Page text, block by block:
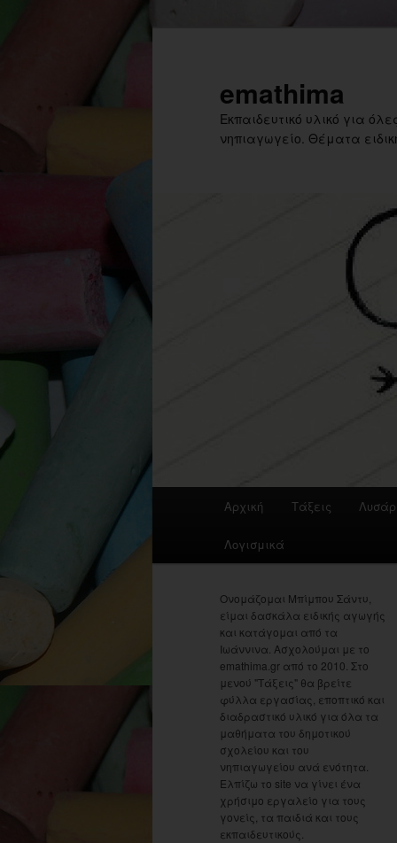
emathima
Εκπαιδευτικό υλικό για
νηπιαγωγείο. Θέματα
Αρχική Τάξεις
Λογισμικά
Ονομάζομαι Μπίμπου Σάντυ,
είμαι δασκάλα ειδικής αγωγής
και κατάγομαι από τα
Ιωάννινα. Ασχολούμαι με το
emathima.gr από το 2010. Στο
μενού "Τάξεις" θα βρείτε
φύλλα εργασίας, εποπτικό και
διαδραστικό υλικό για όλα τα
μαθήματα του δημοτικού
σχολείου και του
νηπιαγωγείου ανά ενότητα.
Ελπίζω το site να γίνει ένα
χρήσιμο εργαλείο για τους
γονείς, τα παιδιά και τους
εκπαιδευτικούς.